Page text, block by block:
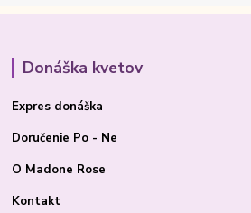
Donáška kvetov
Expres donáška
Doručenie Po - Ne
O Madone Rose
Kontakt